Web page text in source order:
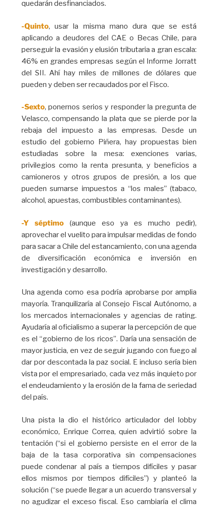
quedarán desfinanciados.
-Quinto, usar la misma mano dura que se está
aplicando a deudores del CAE o Becas Chile, para
perseguir la evasión y elusión tributaria a gran escala:
46% en grandes empresas según el Informe Jorratt
del SII. Ahí hay miles de millones de dólares que
pueden y deben ser recaudados por el Fisco.
-Sexto, ponernos serios y responder la pregunta de
Velasco, compensando la plata que se pierde por la
rebaja del impuesto a las empresas. Desde un
estudio del gobierno Piñera, hay propuestas bien
estudiadas sobre la mesa: exenciones varias,
privilegios como la renta presunta, y beneficios a
camioneros y otros grupos de presión, a los que
pueden sumarse impuestos a “los males” (tabaco,
alcohol, apuestas, combustibles contaminantes).
-Y séptimo(aunque eso ya es mucho pedir),
aprovechar el vuelito para impulsar medidas de fondo
para sacar a Chile del estancamiento, con una agenda
de diversificación económica e inversión en
investigación y desarrollo.
Una agenda como esa podría aprobarse por amplia
mayoría. Tranquilizaría al Consejo Fiscal Autónomo, a
los mercados internacionales y agencias de rating.
Ayudaría al oficialismo a superar la percepción de que
es el “gobierno de los ricos”. Daría una sensación de
mayor justicia, en vez de seguir jugando con fuego al
dar por descontada la paz social. E incluso sería bien
vista por el empresariado, cada vez más inquieto por
el endeudamiento y la erosión de la fama de seriedad
del país.
Una pista la dio el histórico articulador del lobby
económico, Enrique Correa, quien advirtió sobre la
tentación (“si el gobierno persiste en el error de la
baja de la tasa corporativa sin compensaciones
puede condenar al país a tiempos difíciles y pasar
ellos mismos por tiempos difíciles”) y planteó la
solución (“se puede llegar a un acuerdo transversal y
no agudizar el exceso fiscal. Eso cambiaría el clima